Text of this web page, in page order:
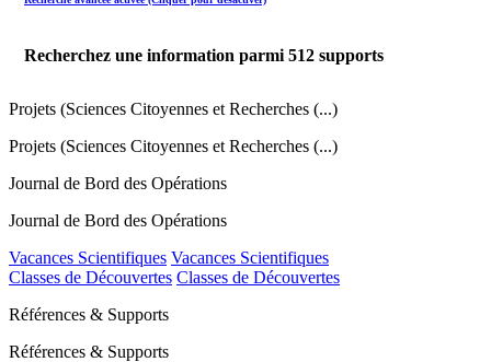
Recherchez une information parmi 512 supports
Projets (Sciences Citoyennes et Recherches (...)
Projets (Sciences Citoyennes et Recherches (...)
Journal de Bord des Opérations
Journal de Bord des Opérations
Vacances Scientifiques Vacances Scientifiques
Classes de Découvertes Classes de Découvertes
Références & Supports
Références & Supports